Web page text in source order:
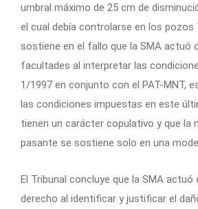
umbral máximo de 25 cm de
el cual debía controlarse en los pozos
sostiene en el fallo que la SMA actuó
facultades al interpretar las
1/1997 en conjunto con el PAT-MNT,
las condiciones impuestas en este
tienen un carácter copulativo y que la
pasante se sostiene solo en una
El Tribunal concluye que la SMA
derecho al identificar y justificar el